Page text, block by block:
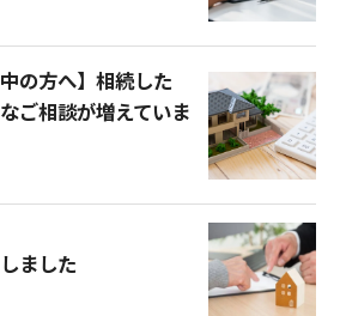
の方へ】相続した
ご相談が増えていま
ました